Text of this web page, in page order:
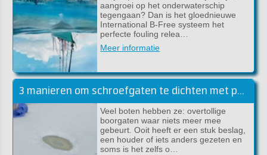
aangroei op het onderwaterschip
tegengaan? Dan is het gloednieuwe
International B-Free systeem het
perfecte fouling relea…
Meer informatie
3 manieren om schroefgaten te dichten met polyester
Veel boten hebben ze: overtollige
boorgaten waar niets meer mee
gebeurt. Ooit heeft er een stuk beslag,
een houder of iets anders gezeten en
soms is het zelfs o…